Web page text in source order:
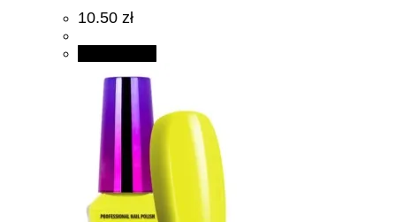
10.50 zł